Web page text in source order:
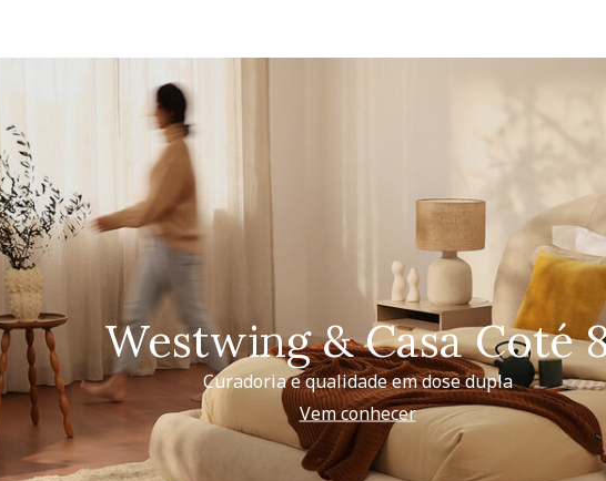
Westwing & Casa Coté
Curadoria e qualidade em dose dupla
Vem conhecer